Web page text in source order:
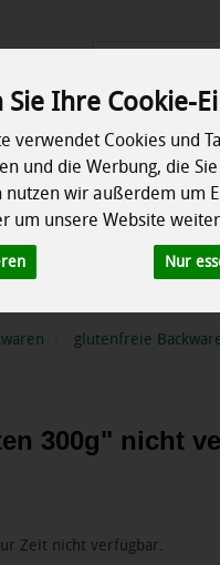
Sie Ihre Cookie-
verwendet Cookies und
und die Werbung, die
nutzen wir außerdem um
um unsere Website
Nur
Produkt
Kühlschrank
Erzeuger
Backwaren
glutenfreie
300g" nicht
Zeit nicht verfügbar.